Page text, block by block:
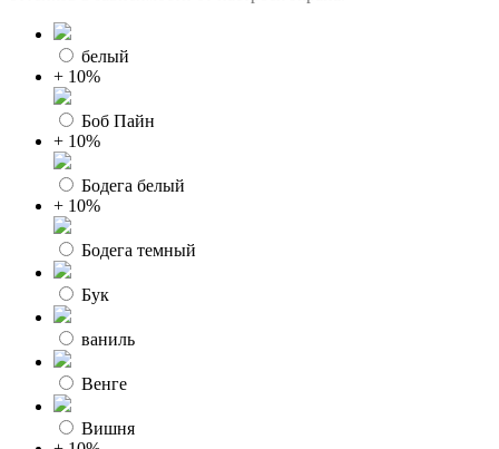
белый
+ 10%
Боб Пайн
+ 10%
Бодега белый
+ 10%
Бодега темный
Бук
ваниль
Венге
Вишня